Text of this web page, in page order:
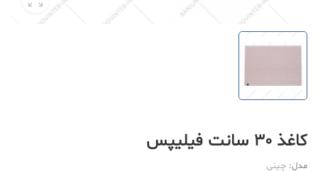
کاغذ 30 سانت فیلیپس
مدل: چینی